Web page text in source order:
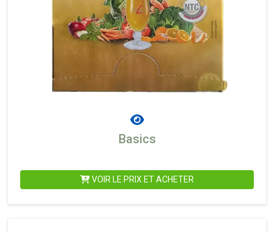
Basics
VOIR LE PRIX ET ACHETER